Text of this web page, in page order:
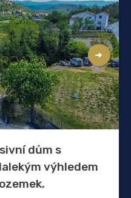
dům s
výhledem